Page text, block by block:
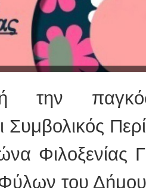
την
Συμβολικός
Φιλοξενίας
του